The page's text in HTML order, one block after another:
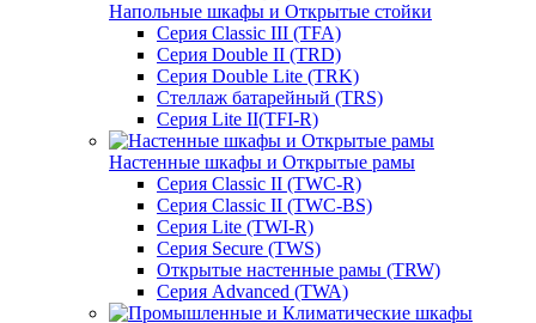
Напольные шкафы и Открытые стойки
Серия Classic III (TFA)
Серия Double II (TRD)
Серия Double Lite (TRK)
Стеллаж батарейный (TRS)
Серия Lite II(TFI-R)
Настенные шкафы и Открытые рамы
Серия Classic II (TWC-R)
Серия Classic II (TWC-BS)
Серия Lite (TWI-R)
Серия Secure (TWS)
Открытые настенные рамы (TRW)
Серия Advanced (TWA)